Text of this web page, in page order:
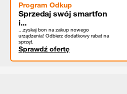
Program Odkup
Sprzedaj swój smartfon
i...
...zyskaj bon na zakup nowego
urządzenia! Odbierz dodatkowy rabat na
sprzęt.
Sprawdź ofertę